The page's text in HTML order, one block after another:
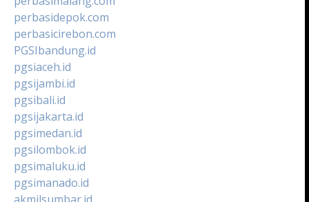
perbasidepok.com
perbasicirebon.com
PGSIbandung.id
pgsiaceh.id
pgsijambi.id
pgsibali.id
pgsijakarta.id
pgsimedan.id
pgsilombok.id
pgsimaluku.id
pgsimanado.id
akmilsumbar.id